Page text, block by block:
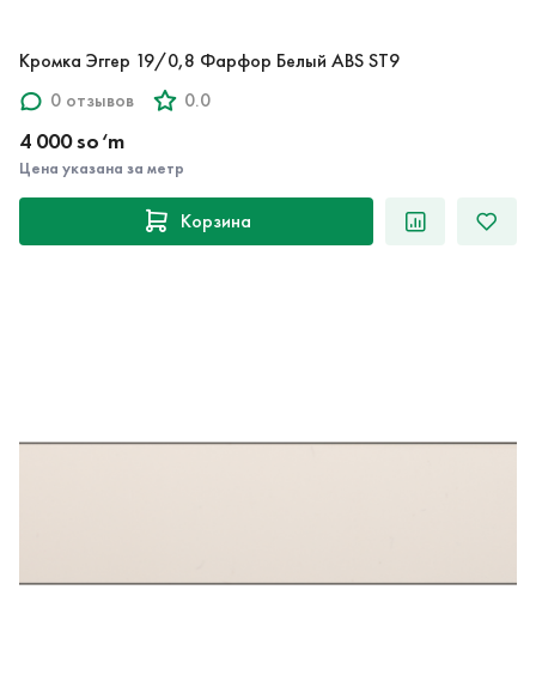
Кромка Эггер 19/0,8 Фарфор Белый ABS ST9
0 отзывов
0.0
4 000 so‘m
Цена указана за метр
Корзина